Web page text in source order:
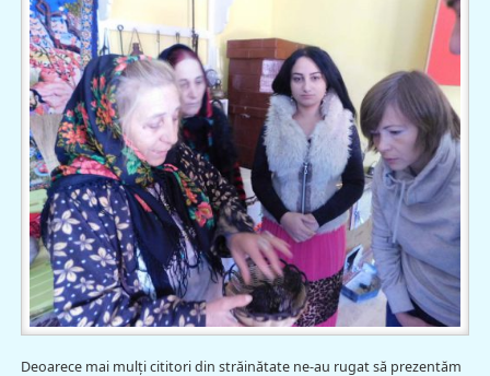
Deoarece mai mulți cititori din străinătate ne-au rugat să prezentăm